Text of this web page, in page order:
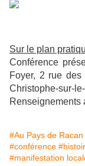
Sur le plan
Conférence
Foyer, 2 rue
Christophe-sur-
Renseignements
#Au Pays de Racan
#conférence
#manifestation